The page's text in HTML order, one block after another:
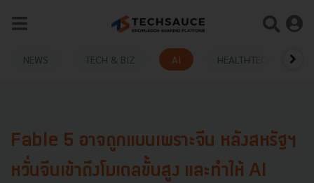
NEWS TECH & BIZ AI HEALTHTECH
Fable 5 อาจถูกแบนเพราะจีน หลังสหรัฐฯ
หวั่นจีนเข้าถึงโมเดลขั้นสูง และทำให้ AI